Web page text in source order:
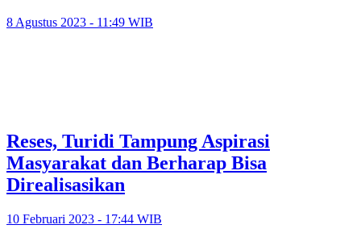
8 Agustus 2023 - 11:49 WIB
Reses, Turidi Tampung Aspirasi
Masyarakat dan Berharap Bisa
Direalisasikan
10 Februari 2023 - 17:44 WIB